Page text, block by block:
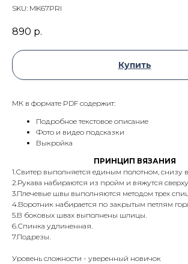
SKU: MK67PRI
890 р.
Купить
МК в формате PDF содержит:
Подробное текстовое описание
Фото и видео подсказки
Выкройка
ПРИНЦИП ВЯЗАНИЯ
1.Свитер выполняется единым полотном, снизу
2.Рукава набираются из пройм и вяжутся
3.Плечевые швы выполняются методом трех
4.Воротник набирается по закрытым петлям
5.В боковых швах выполнены шлицы.
6.Спинка удлиненная.
7.Подрезы.
Уровень сложности - уверенный новичок